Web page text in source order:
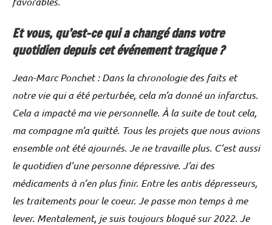
Et vous, qu’est-ce qui a changé dans votre
quotidien depuis cet événement tragique ?
Jean-Marc Ponchet : Dans la chronologie des faits et
notre vie qui a été perturbée, cela m’a donné un infarctus.
Cela a impacté ma vie personnelle. À la suite de tout cela,
ma compagne m’a quitté. Tous les projets que nous avions
ensemble ont été ajournés. Je ne travaille plus. C’est aussi
le quotidien d’une personne dépressive. J’ai des
médicaments à n’en plus finir. Entre les antis dépresseurs,
les traitements pour le coeur. Je passe mon temps à me
lever. Mentalement, je suis toujours bloqué sur 2022. Je